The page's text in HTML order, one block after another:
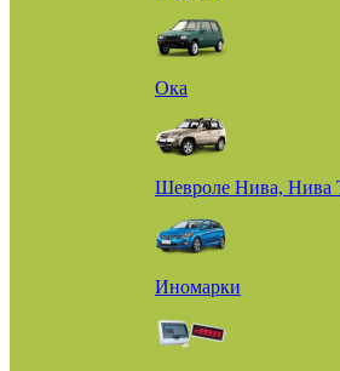
Ока
Шевроле Нива, Нива
Иномарки